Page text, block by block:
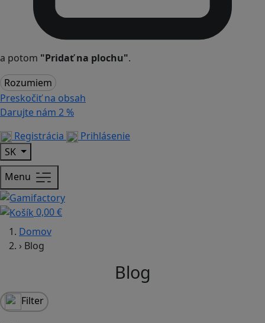
a potom "Pridať na plochu".
Rozumiem
Preskočiť na obsah
Darujte nám 2 %
Registrácia
Prihlásenie
SK
Menu
0,00 €
Domov
› Blog
Blog
Filter